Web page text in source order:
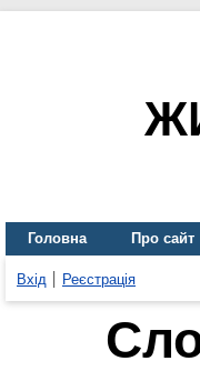
Головна Про сайт
Вхід Реєстрація